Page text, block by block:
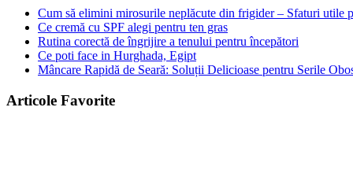
Cum să elimini mirosurile neplăcute din frigider – Sfaturi utile
Ce cremă cu SPF alegi pentru ten gras
Rutina corectă de îngrijire a tenului pentru începători
Ce poti face in Hurghada, Egipt
Mâncare Rapidă de Seară: Soluții Delicioase pentru Serile
Articole Favorite